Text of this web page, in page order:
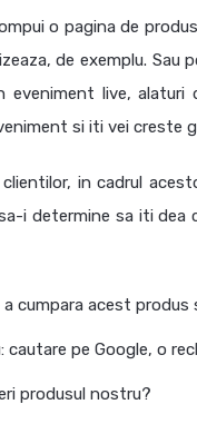
o pagina de
de exemplu.
eveniment live,
si iti vei creste
in cadrul
i determine sa iti dea
a cumpara acest
pe Google, o
produsul nostru?